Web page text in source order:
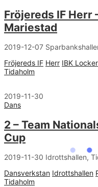
Fröjereds IF Herr
Mariestad
2019-12-07
Fröjereds IF Herr IBK
Tidaholm
2019-11-30
Dans
2 – Team
Cup
2019-11-30 Idrottshallen,
Dansverkstan Idrottshallen
Tidaholm